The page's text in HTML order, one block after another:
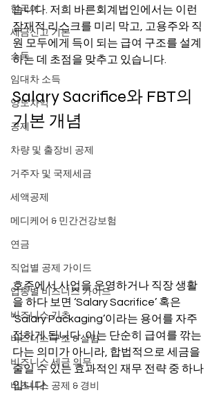
한국어
세금신고 기본
소득
임대차 소득
양도차익
공제
차량 및 출장비 공제
거주자 및 국제세금
세액공제
메디케어 & 민간건강보험
연금
직업별 공제 가이드
업종별 비즈니스 가이드
비즈니스 기초
비즈니스 구조 & 설립
비즈니스 세금 의무
비즈니스 공제 & 경비
습니다. 저희 바른회계법인에서는 이런
잠재적 리스크를 미리 막고, 고용주와 직
원 모두에게 득이 되는 급여 구조를 설계
하는 데 초점을 맞추고 있습니다.
Salary Sacrifice와 FBT의
기본 개념
호주에서 사업을 운영하거나 직장 생활
을 하다 보면 ‘Salary Sacrifice’ 혹은
‘Salary Packaging’이라는 용어를 자주
접하게 됩니다. 이는 단순히 급여를 깎는
다는 의미가 아니라, 합법적으로 세금을
줄일 수 있는 효과적인 재무 전략 중 하나
입니다.